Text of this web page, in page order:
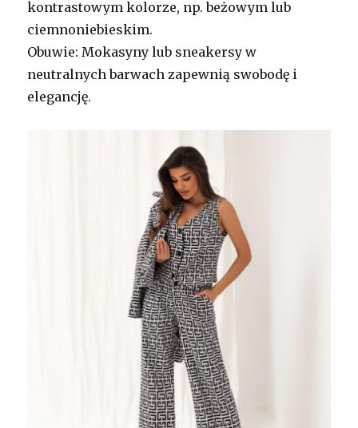
kontrastowym kolorze, np. beżowym lub
ciemnoniebieskim.
Obuwie: Mokasyny lub sneakersy w
neutralnych barwach zapewnią swobodę i
elegancję.